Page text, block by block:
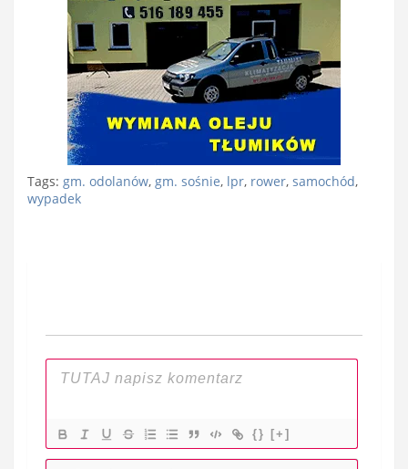
Tags: gm. odolanów, gm. sośnie, lpr, rower, samochód,
wypadek
{} [+]